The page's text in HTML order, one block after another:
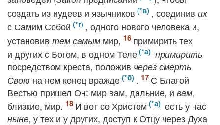
создать из иудеев и язычников
, соединив их
с Самим Собой
, одного нового человека и,
установив тем самым мир,
примирить тех
и других с Богом, в одном Теле
примирить
посредством креста, положив через смерть
Свою на нем конец вражде .
С Благой
Вестью пришел Он: мир вам, дальние, и вам,
близкие, мир.
И вот со Христом есть у нас
ныне, у тех и у других, доступ к Отцу через Духа